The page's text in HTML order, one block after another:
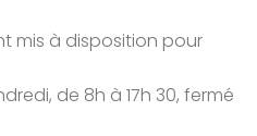
mis à disposition pour
de 8h à 17h 30, fermé